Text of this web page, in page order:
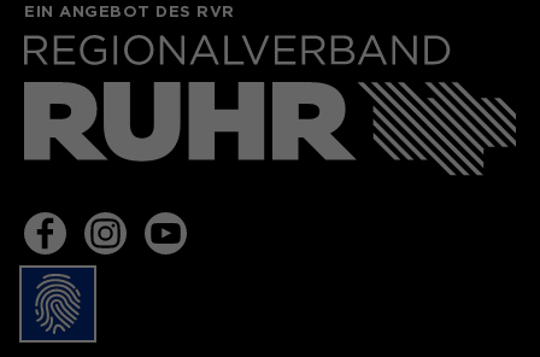
EIN ANGEBOT DES RVR